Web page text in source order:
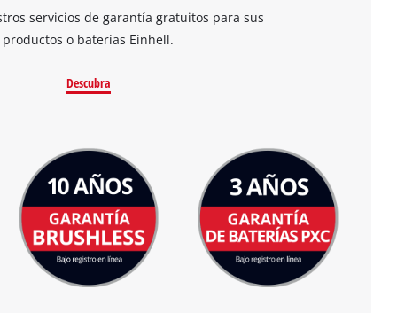
servicios de garantía gratuitos para sus
productos o baterías Einhell.
Descubra